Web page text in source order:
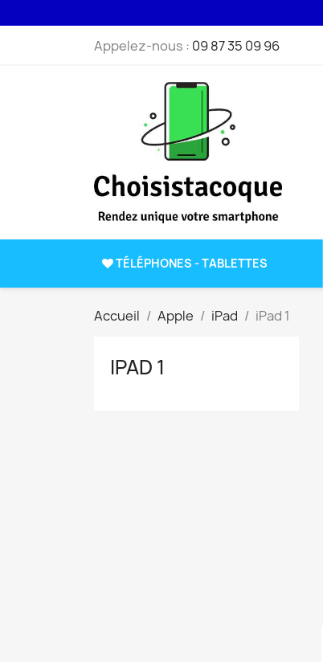
Appelez-nous : 09 87 35 09 96
TÉLÉPHONES - TABLETTES
Accueil Apple iPad iPad 1
IPAD 1